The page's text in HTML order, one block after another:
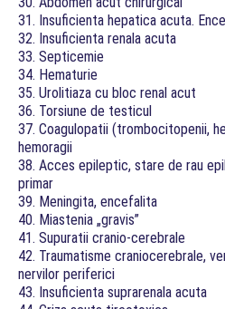
31. Insuficienta hepatica acuta.
32. Insuficienta renala acuta
33. Septicemie
34. Hematurie
35. Urolitiaza cu bloc renal acut
36. Torsiune de testicul
37. Coagulopatii (trombocitopenii,
hemoragii
38. Acces epileptic, stare de rau
primar
39. Meningita, encefalita
40. Miastenia „gravis”
41. Supuratii cranio-cerebrale
42. Traumatisme craniocerebrale,
nervilor periferici
43. Insuficienta suprarenala acuta